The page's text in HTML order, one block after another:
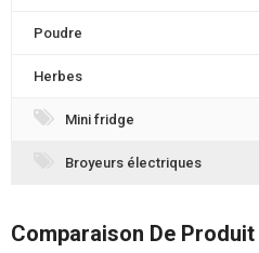
Poudre
Herbes
Mini fridge
Broyeurs électriques
Comparaison De Produit